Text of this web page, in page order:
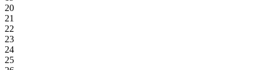
20
21
22
23
24
25